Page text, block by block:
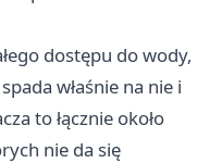
dostępu do wody,
właśnie na nie i
to łącznie około
nie da się